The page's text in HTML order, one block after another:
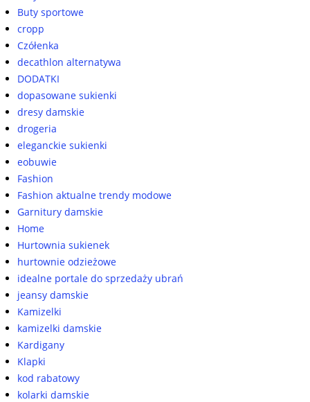
Buty sportowe
cropp
Czółenka
decathlon alternatywa
DODATKI
dopasowane sukienki
dresy damskie
drogeria
eleganckie sukienki
eobuwie
Fashion
Fashion aktualne trendy modowe
Garnitury damskie
Home
Hurtownia sukienek
hurtownie odzieżowe
idealne portale do sprzedaży ubrań
jeansy damskie
Kamizelki
kamizelki damskie
Kardigany
Klapki
kod rabatowy
kolarki damskie